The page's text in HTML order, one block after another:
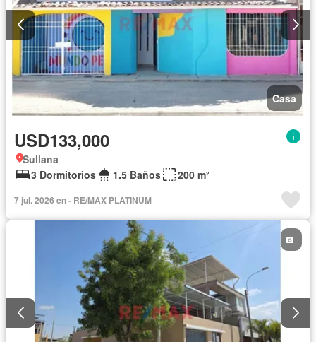
Casa
USD133,000
Sullana
3 Dormitorios
1.5 Baños 200 m²
7 jul. 2026 en - RE/MAX PLATINUM